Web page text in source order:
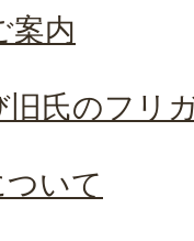
案内
氏のフリ
ついて